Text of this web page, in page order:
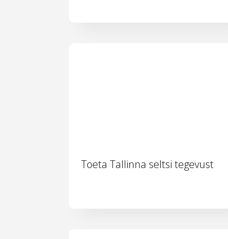
Toeta Tallinna seltsi tegevust